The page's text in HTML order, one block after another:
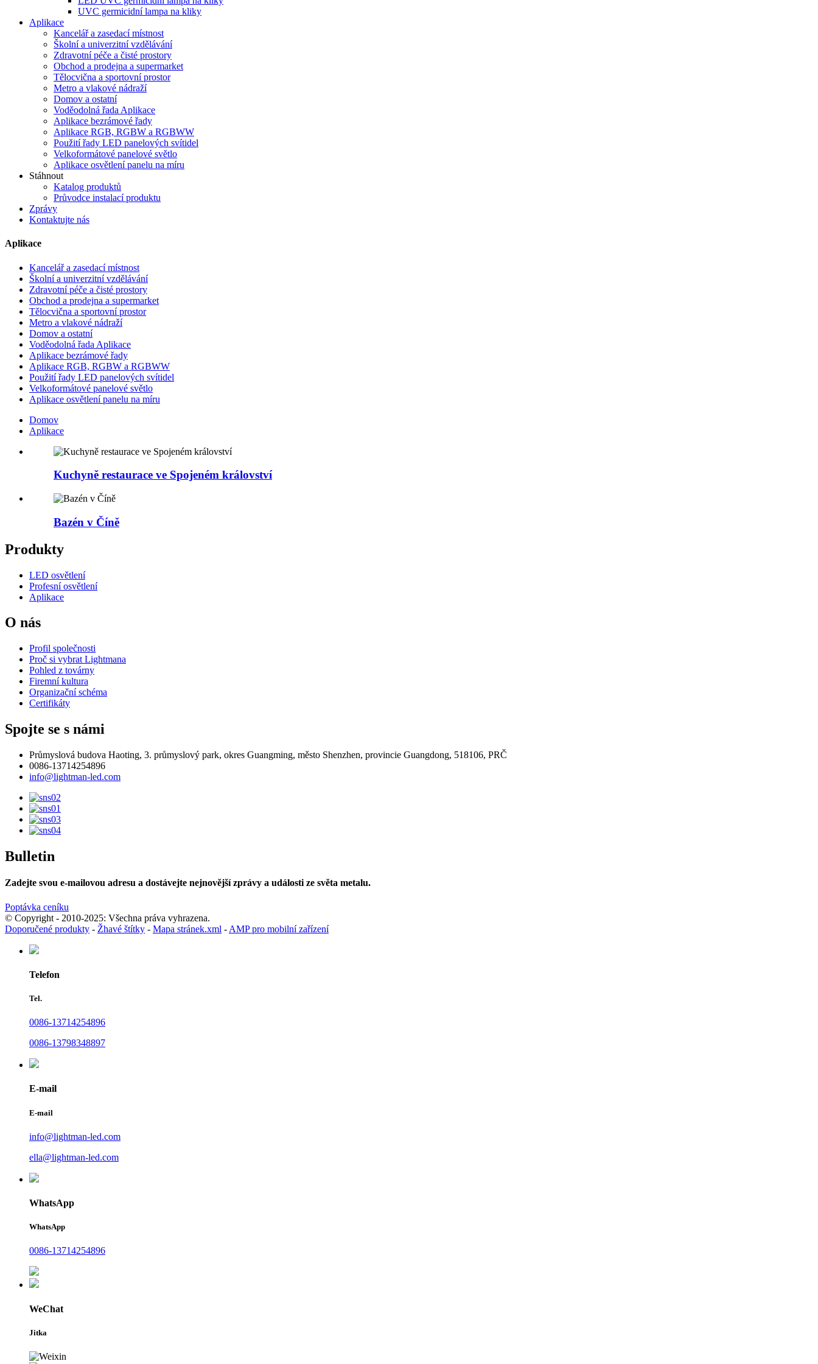
UVC germicidní lampa na kliky
Aplikace
Kancelář a zasedací místnost
Školní a univerzitní vzdělávání
Zdravotní péče a čisté prostory
Obchod a prodejna a supermarket
Tělocvična a sportovní prostor
Metro a vlakové nádraží
Domov a ostatní
Voděodolná řada Aplikace
Aplikace bezrámové řady
Aplikace RGB, RGBW a RGBWW
Použití řady LED panelových svítidel
Velkoformátové panelové světlo
Aplikace osvětlení panelu na míru
Stáhnout
Katalog produktů
Průvodce instalací produktu
Zprávy
Kontaktujte nás
Aplikace
Kancelář a zasedací místnost
Školní a univerzitní vzdělávání
Zdravotní péče a čisté prostory
Obchod a prodejna a supermarket
Tělocvična a sportovní prostor
Metro a vlakové nádraží
Domov a ostatní
Voděodolná řada Aplikace
Aplikace bezrámové řady
Aplikace RGB, RGBW a RGBWW
Použití řady LED panelových svítidel
Velkoformátové panelové světlo
Aplikace osvětlení panelu na míru
Domov
Aplikace
Kuchyně restaurace ve Spojeném království
Bazén v Číně
Produkty
LED osvětlení
Profesní osvětlení
Aplikace
O nás
Profil společnosti
Proč si vybrat Lightmana
Pohled z továrny
Firemní kultura
Organizační schéma
Certifikáty
Spojte se s námi
Průmyslová budova Haoting, 3. průmyslový park, okres Guangming, město Shenzhen, provincie Guangdong, 518106, PRČ
0086-13714254896
info@lightman-led.com
Bulletin
Zadejte svou e-mailovou adresu a dostávejte nejnovější zprávy a události ze světa metalu.
Poptávka ceníku
© Copyright - 2010-2025: Všechna práva vyhrazena.
Doporučené produkty - Žhavé štítky - Mapa stránek.xml - AMP pro mobilní zařízení
Telefon
Tel.
0086-13714254896
0086-13798348897
E-mail
E-mail
info@lightman-led.com
ella@lightman-led.com
WhatsApp
WhatsApp
0086-13714254896
WeChat
Jitka